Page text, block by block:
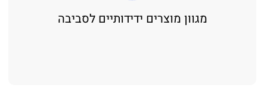
מגוון מוצרים ידידותיים לסביבה